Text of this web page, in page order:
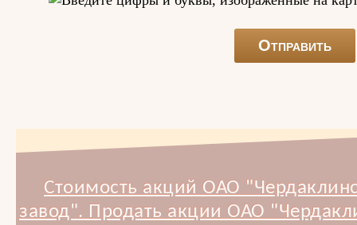
Стоимость акций ОАО
завод". Продать акции ОАО